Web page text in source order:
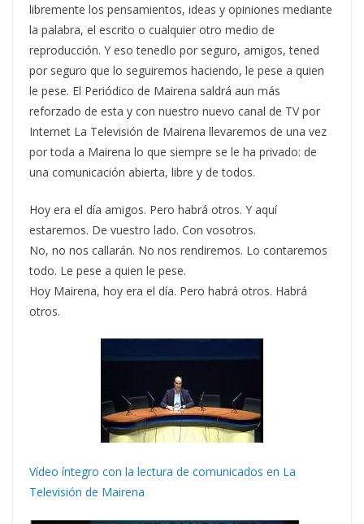
libremente los pensamientos, ideas y opiniones mediante
la palabra, el escrito o cualquier otro medio de
reproducción. Y eso tenedlo por seguro, amigos, tened
por seguro que lo seguiremos haciendo, le pese a quien
le pese. El Periódico de Mairena saldrá aun más
reforzado de esta y con nuestro nuevo canal de TV por
Internet La Televisión de Mairena llevaremos de una vez
por toda a Mairena lo que siempre se le ha privado: de
una comunicación abierta, libre y de todos.
Hoy era el día amigos. Pero habrá otros. Y aquí
estaremos. De vuestro lado. Con vosotros.
No, no nos callarán. No nos rendiremos. Lo contaremos
todo. Le pese a quien le pese.
Hoy Mairena, hoy era el día. Pero habrá otros. Habrá
otros.
Vídeo íntegro con la lectura de comunicados en La
Televisión de Mairena